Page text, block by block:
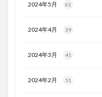
2024年5月 61
2024年4月 39
2024年3月 41
2024年2月 51